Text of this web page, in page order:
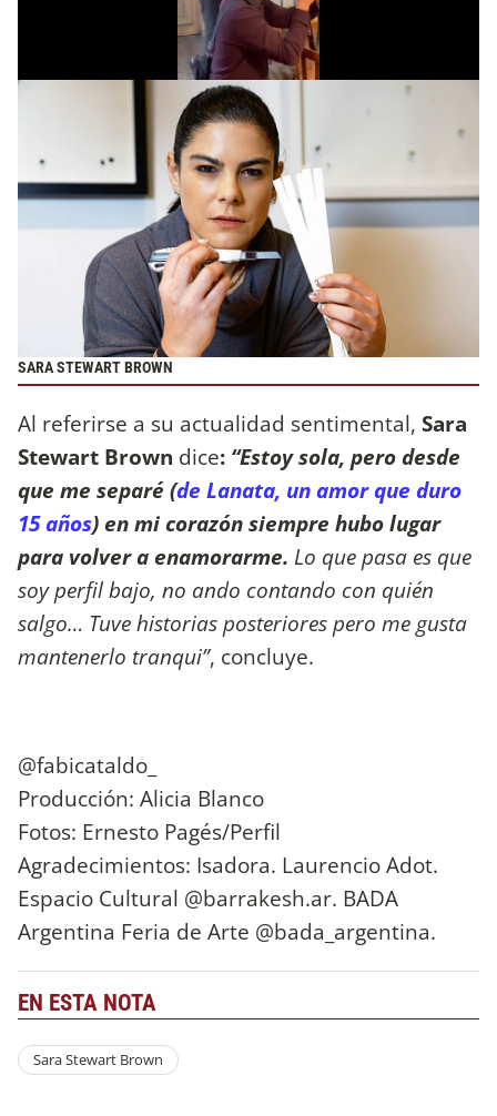
SARA STEWART BROWN
Al referirse a su actualidad sentimental, Sara
Stewart Brown dice: “Estoy sola, pero desde
que me separé (de Lanata, un amor que duro
15 años) en mi corazón siempre hubo lugar
para volver a enamorarme. Lo que pasa es que
soy perfil bajo, no ando contando con quién
salgo… Tuve historias posteriores pero me gusta
mantenerlo tranqui”, concluye.
@fabicataldo_
Producción: Alicia Blanco
Fotos: Ernesto Pagés/Perfil
Agradecimientos: Isadora. Laurencio Adot.
Espacio Cultural @barrakesh.ar. BADA
Argentina Feria de Arte @bada_argentina.
EN ESTA NOTA
Sara Stewart Brown